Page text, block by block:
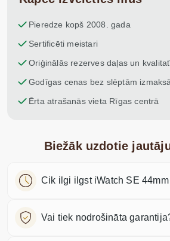
Pieredze kopš 2008. gada
Sertificēti meistari
Oriģinālās rezerves daļas un
Godīgas cenas bez slēptām
Ērta atrašanās vieta Rīgas centrā
Biežāk uzdotie
Cik ilgi ilgst iWatch SE
Vai tiek nodrošināta